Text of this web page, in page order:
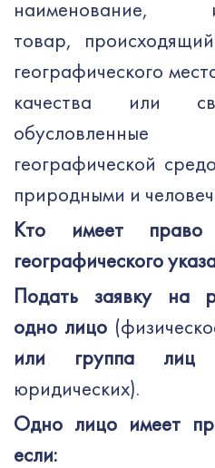
наименование,
товар,
географического
качества или
географической
природными и
Кто имеет право
географического
Подать заявку на
одно лицо
или группа лиц
юридических).
Одно лицо имеет
если: